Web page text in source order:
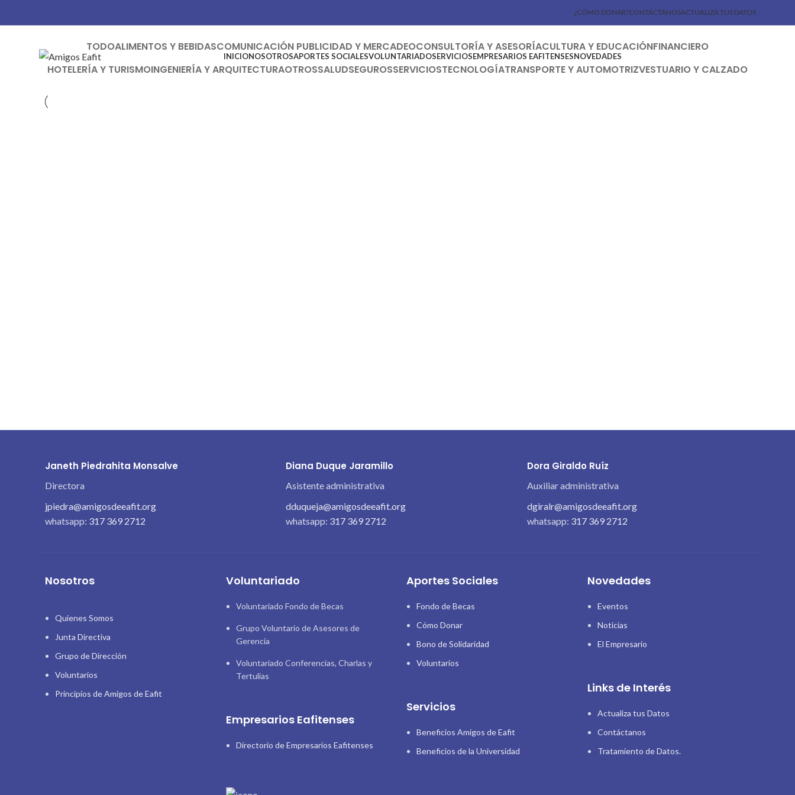
¿CÓMO DONAR?CONTÁCTANOSACTUALIZA TUS DATOS
INICIONOSOTROSAPORTES SOCIALESVOLUNTARIADOSERVICIOSEMPRESARIOS EAFITENSESNOVEDADES
TODOALIMENTOS Y BEBIDASCOMUNICACIÓN PUBLICIDAD Y MERCADEOCONSULTORÍA Y ASESORÍACULTURA Y EDUCACIÓNFINANCIERO
HOTELERÍA Y TURISMOINGENIERÍA Y ARQUITECTURAOTROSSALUDSEGUROSSERVICIOSTECNOLOGÍATRANSPORTE Y AUTOMOTRIZVESTUARIO Y CALZADO
Janeth Piedrahita Monsalve
Directora
jpiedra@amigosdeeafit.org
whatsapp: 317 369 2712
Diana Duque Jaramillo
Asistente administrativa
dduqueja@amigosdeeafit.org
whatsapp: 317 369 2712
Dora Giraldo Ruíz
Auxiliar administrativa
dgiralr@amigosdeeafit.org
whatsapp: 317 369 2712
Nosotros
Quienes Somos
Junta Directiva
Grupo de Dirección
Voluntarios
Principios de Amigos de Eafit
Voluntariado
Voluntariado Fondo de Becas
Grupo Voluntario de Asesores de
Gerencia
Voluntariado Conferencias, Charlas y
Tertulias
Empresarios Eafitenses
Directorio de Empresarios Eafitenses
Aportes Sociales
Fondo de Becas
Cómo Donar
Bono de Solidaridad
Voluntarios
Servicios
Beneficios Amigos de Eafit
Beneficios de la Universidad
Novedades
Eventos
Noticias
El Empresario
Links de Interés
Actualiza tus Datos
Contáctanos
Tratamiento de Datos.